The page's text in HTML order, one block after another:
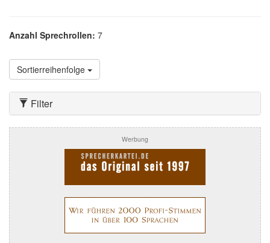
Anzahl Sprechrollen: 7
Sortierreihenfolge
Filter
Werbung